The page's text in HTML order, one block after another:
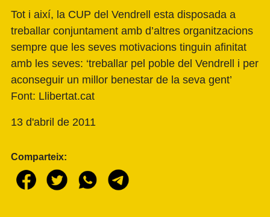
Tot i així, la CUP del Vendrell esta disposada a
treballar conjuntament amb d’altres organitzacions
sempre que les seves motivacions tinguin afinitat
amb les seves: ‘treballar pel poble del Vendrell i per
aconseguir un millor benestar de la seva gent’
Font: Llibertat.cat
13 d'abril de 2011
Comparteix: